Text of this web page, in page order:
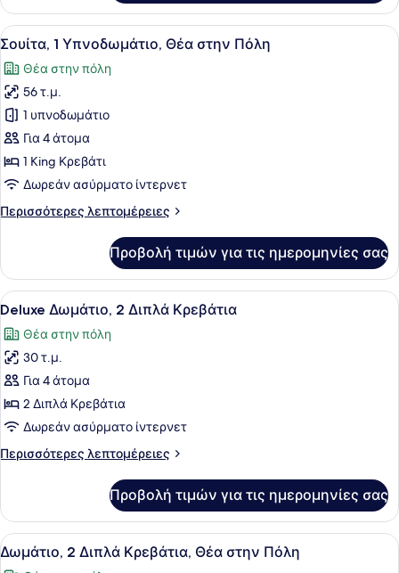
1
Queen
Κρεβάτι
Προβολή
όλων
των
φωτογραφιών
για
Σουίτα,
1
Υπνοδωμάτιο,
στην
Ένα δωμάτιο με έναν καναπέ, ένα
9
Σουίτα, 1 Υπνοδωμάτιο, Θέα στην Πόλη
Θέα στην πόλη
56 τ.μ.
1 υπνοδωμάτιο
Για 4 άτομα
1 King Κρεβάτι
Δωρεάν ασύρματο ίντερνετ
Περισσότερες λεπτομέρειες
Περισσότερες
1
Υπνοδωμάτιο,
Θέα
Πόλη
Προβολή τιμών για τις ημερομηνίες σας
Προβολή
όλων
των
φωτογραφιών
για
Deluxe
Δωμάτιο,
2
Διπλά
Ένα δωμάτιο ξενοδοχείου με δύο
7
Deluxe Δωμάτιο, 2 Διπλά Κρεβάτια
Θέα στην πόλη
30 τ.μ.
Για 4 άτομα
2 Διπλά Κρεβάτια
Δωρεάν ασύρματο ίντερνετ
Περισσότερες λεπτομέρειες
Περισσότερες
Δωμάτιο,
Διπλά
Κρεβάτια
Προβολή τιμών για τις ημερομηνίες σας
Προβολή
όλων
Ένα δωμάτιο ξενοδοχείου με δύο
5
Δωμάτιο, 2 Διπλά Κρεβάτια, Θέα στην Πόλη